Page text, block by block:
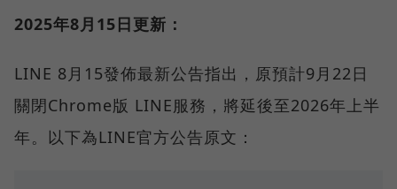
2025年8月15日更新：
LINE 8月15發佈最新公告指出，原預計9月22日
關閉Chrome版 LINE服務，將延後至2026年上半
年。以下為LINE官方公告原文：